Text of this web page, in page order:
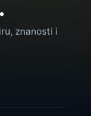
znanosti i